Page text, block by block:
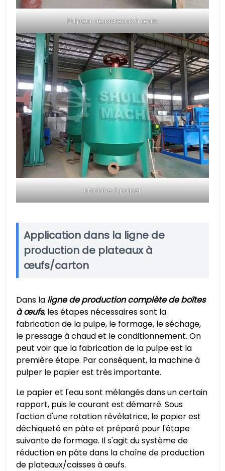
Pulpeur de plateaux à œufs
Machine à pulper
Application dans la ligne de
production de plateaux à
œufs/carton
Dans la ligne de production complète de boîtes
à œufs, les étapes nécessaires sont la
fabrication de la pulpe, le formage, le séchage,
le pressage à chaud et le conditionnement. On
peut voir que la fabrication de la pulpe est la
première étape. Par conséquent, la machine à
pulper le papier est très importante.
Le papier et l'eau sont mélangés dans un certain
rapport, puis le courant est démarré. Sous
l'action d'une rotation révélatrice, le papier est
déchiqueté en pâte et préparé pour l'étape
suivante de formage. Il s'agit du système de
réduction en pâte dans la chaîne de production
de plateaux/caisses à œufs.